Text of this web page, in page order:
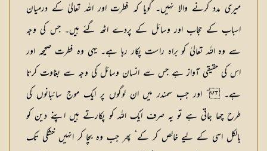
میری مدد کرنے والا نہیں۔ گویا کہ فطرت اور اللہ تعالیٰ کے درمیان
اسباب کے حجاب اور وسائل کے پردے اٹھ گئے ہیں۔ جس کی وجہ
سے وہ اللہ تعالیٰ کو براہ راست پکار رہا ہے۔ یہی وہ فطرت صحیحہ اور
اس کی حقیقی آواز ہے جس سے انسان وسائل کی وجہ سے بغاوت کرتا
ہے۔ ” اور جب سمندر میں ان لوگوں پر ایک موج سائبانوں کی
طرح چھا جاتی ہے تو یہ صرف ایک اللہ کو پکارتے ہیں اپنے دین کو
بالکل اسی کے لیے خالص کر کے‘ پھر جب وہ بچا کر انہیں خشکی تک